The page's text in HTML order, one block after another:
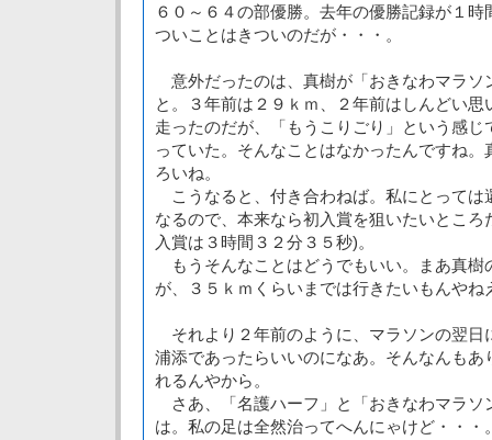
６０～６４の部優勝。去年の優勝記録が１
ついことはきついのだが・・・。
意外だったのは、真樹が「おきなわマラソ
と。３年前は２９ｋｍ、２年前はしんどい
走ったのだが、「もうこりごり」という感
っていた。そんなことはなかったんですね
ろいね。
こうなると、付き合わねば。私にとっては
なるので、本来なら初入賞を狙いたいとこ
入賞は３時間３２分３５秒)。
もうそんなことはどうでもいい。まあ真樹
が、３５ｋｍくらいまでは行きたいもんやね
それより２年前のように、マラソンの翌日
浦添であったらいいのになあ。そんなんもあ
れるんやから。
さあ、「名護ハーフ」と「おきなわマラソ
は。私の足は全然治ってへんにゃけど・・・